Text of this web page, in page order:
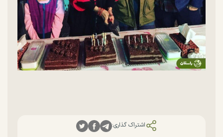
اشتراک گذاری: